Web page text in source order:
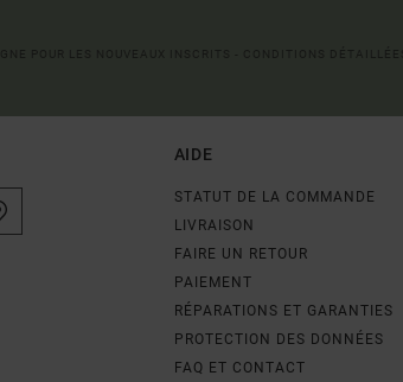
AIDE
STATUT DE LA COMMANDE
LIVRAISON
FAIRE UN RETOUR
PAIEMENT
RÉPARATIONS ET GARANTIES
PROTECTION DES DONNÉES
FAQ ET CONTACT